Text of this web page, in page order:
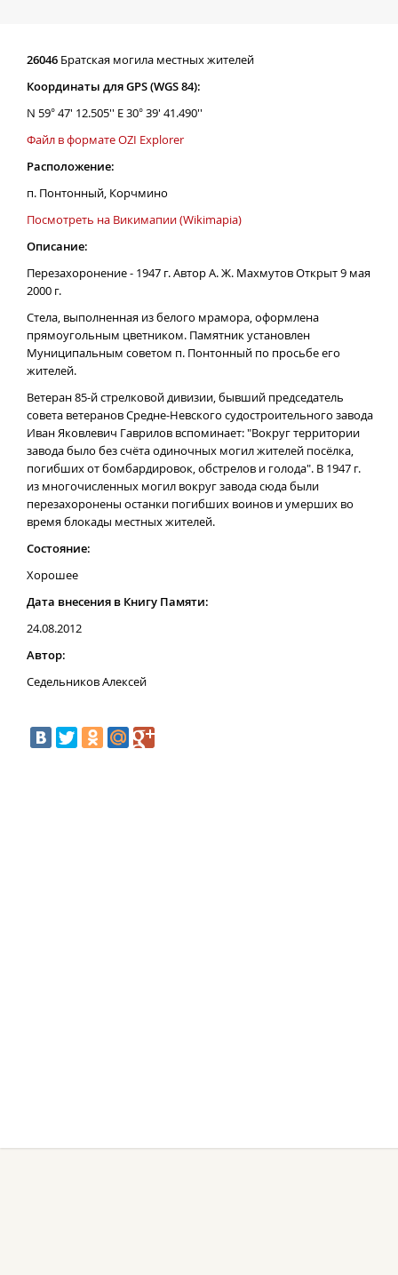
26046 Братская могила местных жителей
Координаты для GPS (WGS 84):
N 59° 47' 12.505'' E 30° 39' 41.490''
Файл в формате OZI Explorer
Расположение:
п. Понтонный, Корчмино
Посмотреть на Викимапии (Wikimapia)
Описание:
Перезахоронение - 1947 г. Автор А. Ж. Махмутов Открыт 9 мая
2000 г.
Стела, выполненная из белого мрамора, оформлена
прямоугольным цветником. Памятник установлен
Муниципальным советом п. Понтонный по просьбе его
жителей.
Ветеран 85-й стрелковой дивизии, бывший председатель
совета ветеранов Средне-Невского судостроительного завода
Иван Яковлевич Гаврилов вспоминает: "Вокруг территории
завода было без счёта одиночных могил жителей посёлка,
погибших от бомбардировок, обстрелов и голода". В 1947 г.
из многочисленных могил вокруг завода сюда были
перезахоронены останки погибших воинов и умерших во
время блокады местных жителей.
Состояние:
Хорошее
Дата внесения в Книгу Памяти:
24.08.2012
Автор:
Седельников Алексей